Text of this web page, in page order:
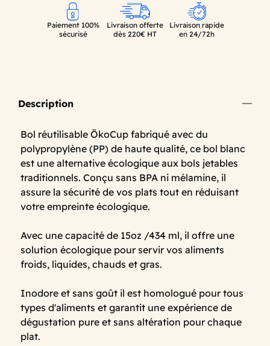
Paiement 100%
sécurisé
Livraison offerte
dès 220€ HT
Livraison rapide
en 24/72h
Description
Bol réutilisable ÖkoCup fabriqué avec du
polypropylène (PP) de haute qualité, ce bol blanc
est une alternative écologique aux bols jetables
traditionnels. Conçu sans BPA ni mélamine, il
assure la sécurité de vos plats tout en réduisant
votre empreinte écologique.
Avec une capacité de 15oz /434 ml, il offre une
solution écologique pour servir vos aliments
froids, liquides, chauds et gras.
Inodore et sans goût il est homologué pour tous
types d'aliments et garantit une expérience de
dégustation pure et sans altération pour chaque
plat.